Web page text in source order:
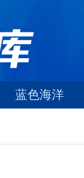
蓝色海洋